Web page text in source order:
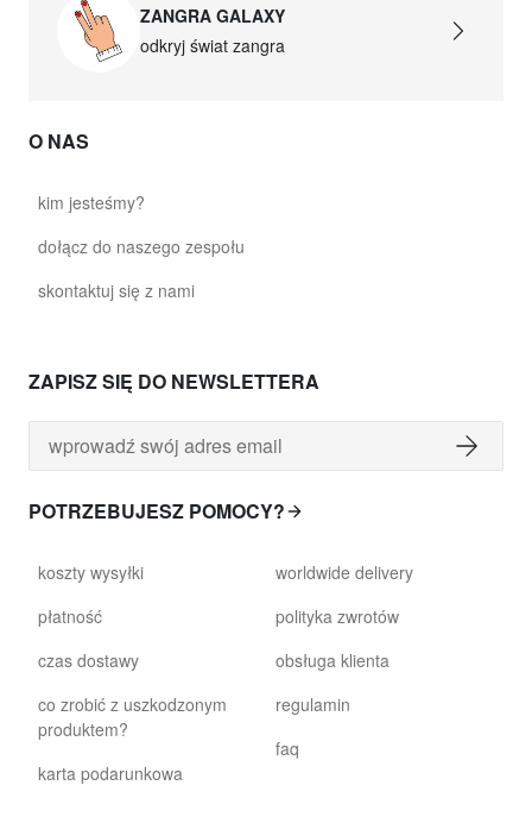
ZANGRA GALAXY
odkryj świat zangra
O NAS
kim jesteśmy?
dołącz do naszego zespołu
skontaktuj się z nami
ZAPISZ SIĘ DO NEWSLETTERA
POTRZEBUJESZ POMOCY?
koszty wysyłki
płatność
czas dostawy
co zrobić z uszkodzonym
produktem?
karta podarunkowa
worldwide delivery
polityka zwrotów
obsługa klienta
regulamin
faq